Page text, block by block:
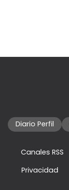
Diario Perfil
Canales RSS
Privacidad